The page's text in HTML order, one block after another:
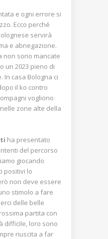
e ogni errore si
Ecco perché
servirà
e abnegazione.
non sono mancate
un 2023 pieno di
In casa Bologna ci
il ko contro
vogliono
zone alte della
ha presentato
del percorso
giocando
positivi lo
non deve essere
stimolo a fare
delle belle
partita con
difficile, loro sono
riuscita a far